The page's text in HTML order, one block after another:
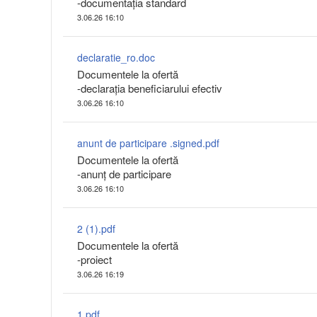
3.06.26 16:10
declaratie_ro.doc
Documentele la ofertă
-declarația beneficiarului efectiv
3.06.26 16:10
anunt de participare .signed.pdf
Documentele la ofertă
-anunț de participare
3.06.26 16:10
2 (1).pdf
Documentele la ofertă
-proiect
3.06.26 16:19